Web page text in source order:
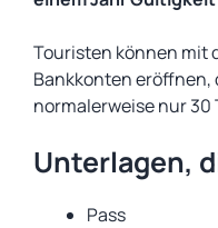
Touristen können mit
Bankkonten eröffnen,
normalerweise nur 30
Unterlagen,
Pass